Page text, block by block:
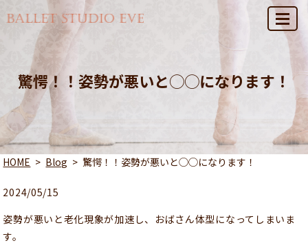
MENU
驚愕！！姿勢が悪いと◯◯になります！
HOME Blog 驚愕！！姿勢が悪いと◯◯になります！
2024/05/15
姿勢が悪いと老化現象が加速し、おばさん体型になってしまいま
す。